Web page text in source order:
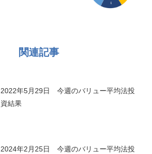
関連記事
2022年5月29日 今週のバリュー平均法投
資結果
2024年2月25日 今週のバリュー平均法投